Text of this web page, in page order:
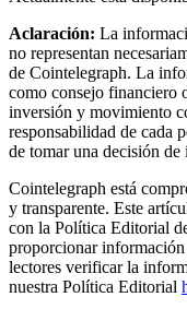
Aclaración: La
no representan
de Cointelegraph. La
como consejo financiero
inversión y movimiento
responsabilidad de cada
de tomar una decisión de
Cointelegraph está
y transparente. Este
con la Política Editorial
proporcionar
lectores verificar la
nuestra Política Editorial